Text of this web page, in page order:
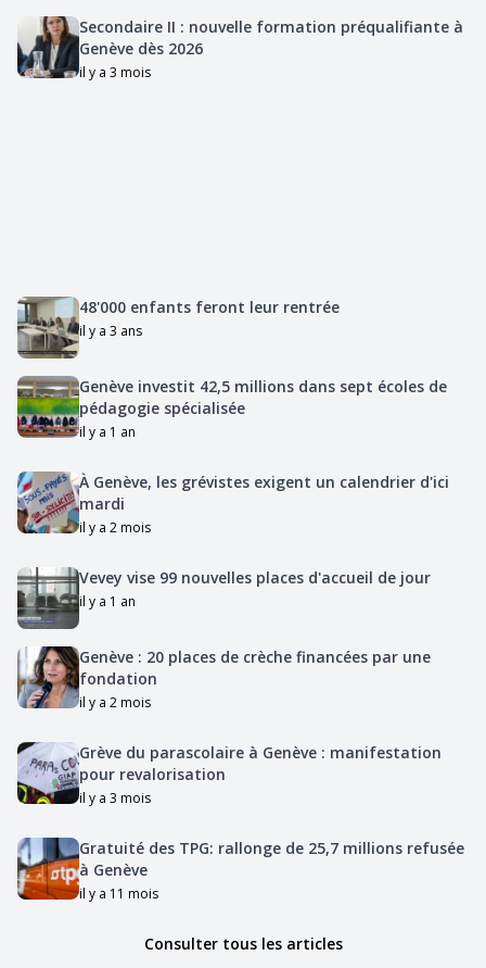
Secondaire II : nouvelle formation préqualifiante à
Genève dès 2026
il y a 3 mois
48'000 enfants feront leur rentrée
il y a 3 ans
Genève investit 42,5 millions dans sept écoles de
pédagogie spécialisée
il y a 1 an
À Genève, les grévistes exigent un calendrier d'ici
mardi
il y a 2 mois
Vevey vise 99 nouvelles places d'accueil de jour
il y a 1 an
Genève : 20 places de crèche financées par une
fondation
il y a 2 mois
Grève du parascolaire à Genève : manifestation
pour revalorisation
il y a 3 mois
Gratuité des TPG: rallonge de 25,7 millions refusée
à Genève
il y a 11 mois
Consulter tous les articles